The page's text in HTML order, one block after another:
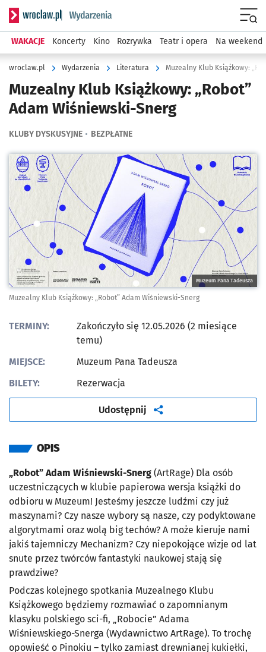
Serwis informacyjny wroclaw.pl podserwis: Wydarzenia
WAKACJE Koncerty Kino Rozrywka Teatr i opera Na weekend
wroclaw.pl Wydarzenia Literatura Muzealny Klub Książkowy:
Muzealny Klub Książkowy: „Robot”
Adam Wiśniewski-Snerg
KLUBY DYSKUSYJNE BEZPŁATNE
Kliknij, aby powiększyć
Muzeum Pana Tadeusza
Muzealny Klub Książkowy: „Robot” Adam Wiśniewski-Snerg
TERMINY:
Zakończyło się 12.05.2026 (2 miesiące
temu)
MIEJSCE:
Muzeum Pana Tadeusza
BILETY:
Rezerwacja
Udostępnij artykuł
OPIS
„Robot” Adam Wiśniewski-Snerg (ArtRage) Dla osób
uczestniczących w klubie papierowa wersja książki do
odbioru w Muzeum! Jesteśmy jeszcze ludźmi czy już
maszynami? Czy nasze wybory są nasze, czy podyktowane
algorytmami oraz wolą big techów? A może kieruje nami
jakiś tajemniczy Mechanizm? Czy niepokojące wizje od lat
snute przez twórców fantastyki naukowej stają się
prawdziwe?
Podczas kolejnego spotkania Muzealnego Klubu
Książkowego będziemy rozmawiać o zapomnianym
klasyku polskiego sci-fi, „Robocie” Adama
Wiśniewskiego-Snerga (Wydawnictwo ArtRage). To trochę
opowieść o Pinokiu – tylko zamiast drewnianej kukiełki,